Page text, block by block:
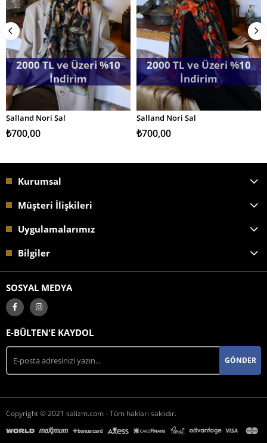
SEPETE EKLE
Şalland Nori Şal
2000 TL ve Üzeri %10
İndirim
₺700,00
SEPETE EKLE
Şalland Nori Şal
2000 TL ve Üzeri %10
İndirim
₺700,00
Kurumsal
Müşteri İlişkileri
Uygulamalarımız
Bilgiler
SOSYAL MEDYA
E-BÜLTEN'E KAYDOL
GÖNDER
Copyright © 2021 salizm.com - Tüm hakları saklıdır.